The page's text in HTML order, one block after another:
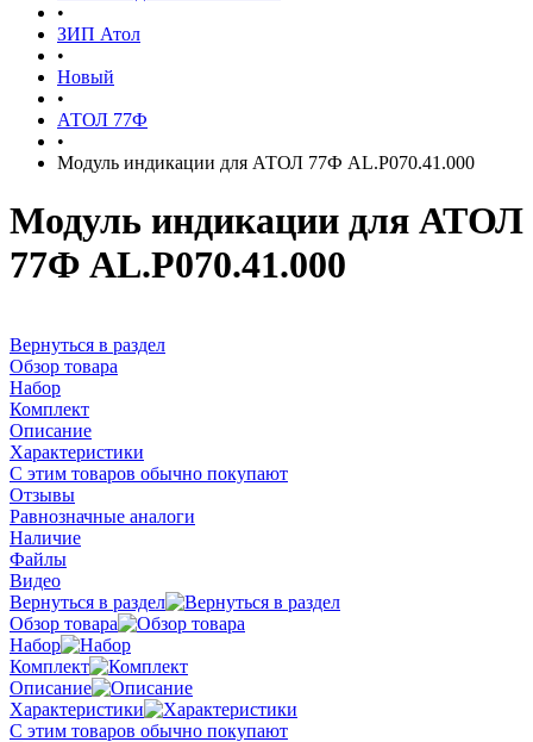
•
ЗИП Атол
•
Новый
•
АТОЛ 77Ф
•
Модуль индикации для АТОЛ 77Ф AL.P070.41.000
Модуль индикации для АТОЛ
77Ф AL.P070.41.000
Вернуться в раздел
Обзор товара
Набор
Комплект
Описание
Характеристики
С этим товаров обычно покупают
Отзывы
Равнозначные аналоги
Наличие
Файлы
Видео
Вернуться в раздел
Обзор товара
Набор
Комплект
Описание
Характеристики
С этим товаров обычно покупают